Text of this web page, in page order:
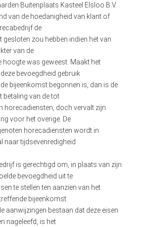
Buitenplaats Kasteel Elsloo B.V.
van de hoedanigheid van klant of
de
gesloten zou hebben indien het van
van de
hoogte was geweest. Maakt het
bevoegdheid gebruik
bijeenkomst begonnen is, dan is de
betaling van de tot
horecadiensten, doch vervalt zijn
voor het overige. De
horecadiensten wordt in
naar tijdsevenredigheid
is gerechtigd om, in plaats van zijn
bevoegdheid uit te
te stellen ten aanzien van het
bijeenkomst.
aanwijzingen bestaan dat deze eisen
nageleefd, is het